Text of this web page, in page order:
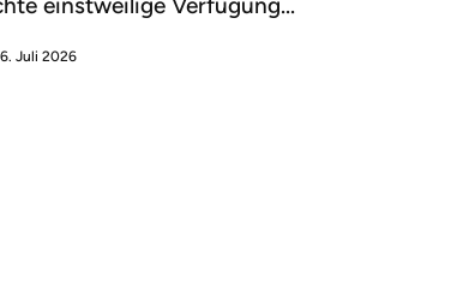
Juli 2026